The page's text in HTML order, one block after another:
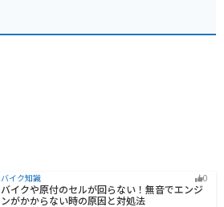
バイク知識 0
バイクや原付のセルが回らない！無音でエンジ
ンがかからない時の原因と対処法